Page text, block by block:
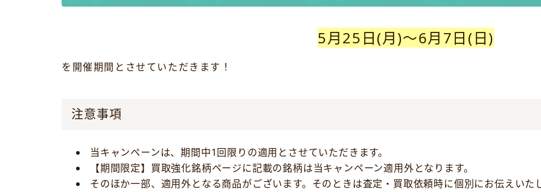
5月25日(月)～6月7日(日)
を開催期間とさせていただきます！
注意事項
当キャンペーンは、期間中1回限りの適用とさせていただきます。
【期間限定】買取強化銘柄ページに記載の銘柄は当キャンペーン適用外となります。
そのほか一部、適用外となる商品がございます。そのときは査定・買取依頼時に個別にお伝えいた